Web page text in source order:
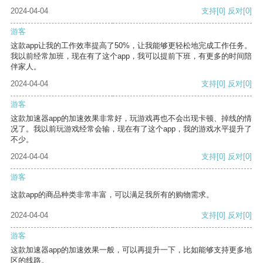
2024-04-04 支持[0] 反对[0]
游客
这款app让我的工作效率提高了50%，让我能够更轻松地完成工作任务。
我以前经常加班，现在有了这个app，我可以提前下班，有更多的时间陪
伴家人。
2024-04-04
支持[0] 反对[0]
游客
这款加速器app的加速效果非常好，玩游戏再也不会出现卡顿、掉线的情
况了。我以前玩游戏经常会输，现在有了这个app，我的游戏水平提升了
不少。
2024-04-04
支持[0] 反对[0]
游客
这款app的商品种类非常丰富，可以满足我所有的购物需求。
2024-04-04 支持[0] 反对[0]
游客
这款加速器app的加速效果一般，可以再提升一下，比如能够支持更多地
区的线路。